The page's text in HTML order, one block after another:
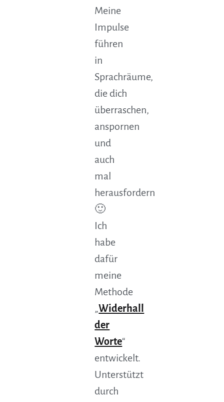
Meine
Impulse
führen
in
Sprachräume,
die dich
überraschen,
anspornen
und
auch
mal
herausfordern
🙂
Ich
habe
dafür
meine
Methode
„Widerhall
der
Worte“
entwickelt.
Unterstützt
durch